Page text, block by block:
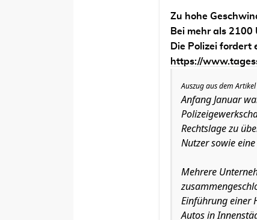
Zu hohe
Bei mehr als
Die Polizei fordert
https://
Auszug aus dem Artikel
Anfang Januar
Rechtslage zu
Nutzer sowie
Mehrere
Einführung einer
Autos in